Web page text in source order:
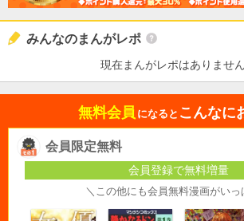
みんなのまんがレポ
現在まんがレポはありません
無料会員 になると こんなに
会員限定無料
会員登録で無料増量
＼この他にも会員無料漫画がいっ